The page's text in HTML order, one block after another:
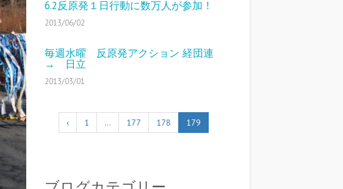
6.2反原発１日行動に数万人が参加！
2013/06/02
毎週水曜 反原発アクション 経団連
→ 日立
2013/03/01
‹ 1 … 177 178 179